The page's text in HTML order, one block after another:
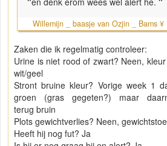
Willemijn _ baasje van Ozjin _ Bams ¥
Zaken die ik regelmatig controleer:
Urine is niet rood of zwart? Neen,
wit/geel
Stront bruine kleur? Vorige week 1
groen (gras gegeten?) maar
terug bruin
Plots gewichtverlies? Neen,
Heeft hij nog fut? Ja